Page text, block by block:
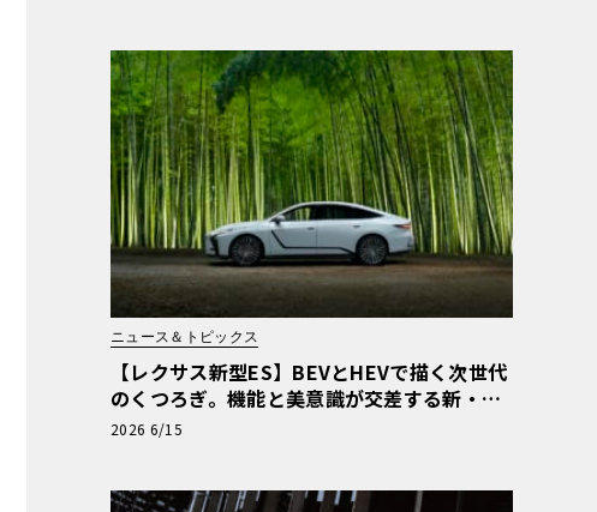
ニュース＆トピックス
【レクサス新型ES】BEVとHEVで描く次世代
のくつろぎ。機能と美意識が交差する新・基
幹セダンの真価
2026 6/15